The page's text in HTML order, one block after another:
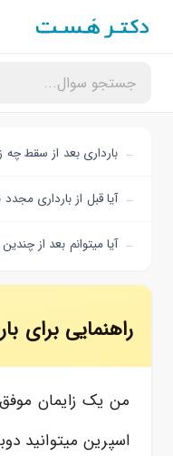
بارداری بعد از سقط چه
آیا قبل از بارداری
آیا میتوانم بعد از
راهنمایی برای
اسپرین میتوانید